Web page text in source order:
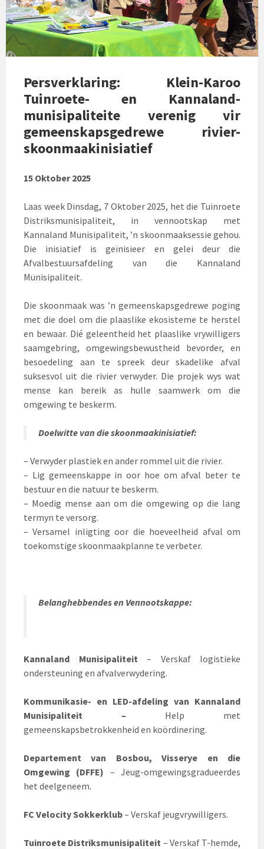
Persverklaring: Klein-Karoo
Tuinroete- en Kannaland-
munisipaliteite verenig vir
gemeenskapsgedrewe rivier-
skoonmaakinisiatief
15 Oktober 2025
Laas week Dinsdag, 7 Oktober 2025, het die Tuinroete
Distriksmunisipaliteit, in vennootskap met
Kannaland Munisipaliteit, ’n skoonmaaksessie gehou.
Die inisiatief is geïnisieer en gelei deur die
Afvalbestuursafdeling van die Kannaland
Munisipaliteit.
Die skoonmaak was ’n gemeenskapsgedrewe poging
met die doel om die plaaslike ekosisteme te herstel
en bewaar. Dié geleentheid het plaaslike vrywilligers
saamgebring, omgewingsbewustheid bevorder, en
besoedeling aan te spreek deur skadelike afval
suksesvol uit die rivier verwyder. Die projek wys wat
mense kan bereik as hulle saamwerk om die
omgewing te beskerm.
Doelwitte van die skoonmaakinisiatief:
– Verwyder plastiek en ander rommel uit die rivier.
– Lig gemeenskappe in oor hoe om afval beter te
bestuur en die natuur te beskerm.
– Moedig mense aan om die omgewing op die lang
termyn te versorg.
– Versamel inligting oor die hoeveelheid afval om
toekomstige skoonmaakplanne te verbeter.
Belanghebbendes en Vennootskappe:
Kannaland Munisipaliteit – Verskaf logistieke
ondersteuning en afvalverwydering.
Kommunikasie- en LED-afdeling van Kannaland
Munisipaliteit – Help met
gemeenskapsbetrokkenheid en koördinering.
Departement van Bosbou, Visserye en die
Omgewing (DFFE) – Jeug-omgewingsgradueerdes
het deelgeneem.
FC Velocity Sokkerklub– Verskaf jeugvrywilligers.
Tuinroete Distriksmunisipaliteit – Verskaf T-hemde,